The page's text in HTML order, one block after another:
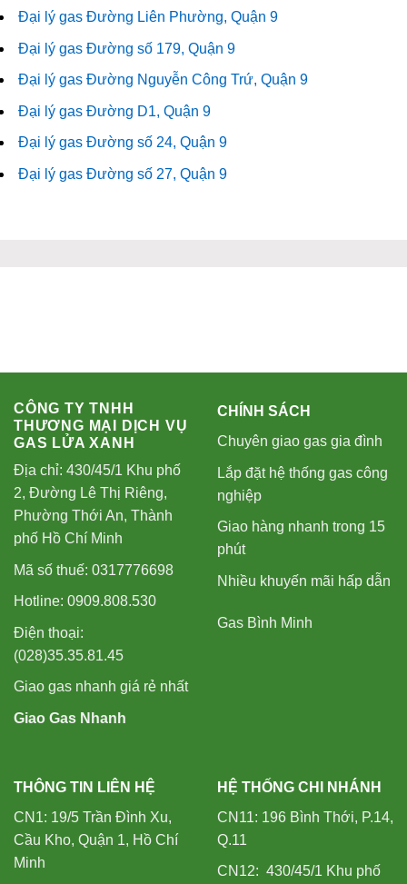
Đại lý gas Đường Liên Phường, Quận 9
Đại lý gas Đường số 179, Quận 9
Đại lý gas Đường Nguyễn Công Trứ, Quận 9
Đại lý gas Đường D1, Quận 9
Đại lý gas Đường số 24, Quận 9
Đại lý gas Đường số 27, Quận 9
CÔNG TY TNHH
THƯƠNG MẠI DỊCH VỤ
GAS LỬA XANH
Địa chỉ: 430/45/1 Khu phố
2, Đường Lê Thị Riêng,
Phường Thới An, Thành
phố Hồ Chí Minh
Mã số thuế: 0317776698
Hotline: 0909.808.530
Điện thoại:
(028)35.35.81.45
Giao gas nhanh giá rẻ nhất
Giao Gas Nhanh
CHÍNH SÁCH
Chuyên giao gas gia đình
Lắp đặt hệ thống gas công
nghiệp
Giao hàng nhanh trong 15
phút
Nhiều khuyến mãi hấp dẫn
Gas Bình Minh
THÔNG TIN LIÊN HỆ
CN1: 19/5 Trần Đình Xu,
Cầu Kho, Quận 1, Hồ Chí
Minh
HỆ THỐNG CHI NHÁNH
CN11: 196 Bình Thới, P.14,
Q.11
CN12: 430/45/1 Khu phố